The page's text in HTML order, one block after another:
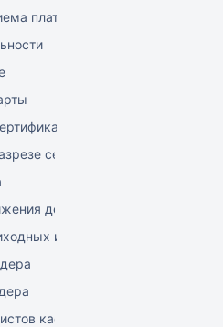
платежей О!плати
секций
денег в центральной кассе
и расходных ордеров
кассовой книги